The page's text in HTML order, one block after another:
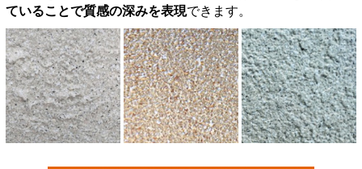
ていることで質感の深みを表現できます。